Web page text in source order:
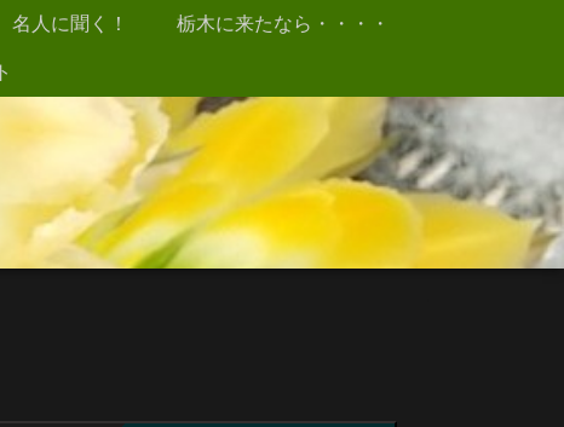
名人に聞く！ 栃木に来たなら・・・・